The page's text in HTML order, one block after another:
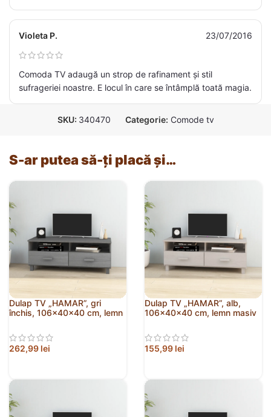
Violeta P. 23/07/2016
Comoda TV adaugă un strop de rafinament și stil
sufrageriei noastre. E locul în care se întâmplă toată magia.
SKU: 340470 Categorie: Comode tv
S-ar putea să-ți placă și…
Dulap TV „HAMAR”, gri
închis, 106x40x40 cm, lemn
262,99 lei
Dulap TV „HAMAR”, alb,
106x40x40 cm, lemn masiv
155,99 lei